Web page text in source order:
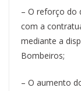
– O reforço do
com a
mediante a
Bombeiros;
– O aumento